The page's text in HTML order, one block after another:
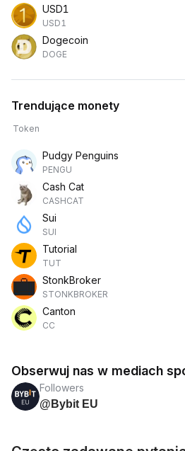
USD1
USD1
Dogecoin
DOGE
Trendujące monety
Token
Pudgy Penguins
PENGU
Cash Cat
CASHCAT
Sui
SUI
Tutorial
TUT
StonkBroker
STONKBROKER
Canton
CC
Obserwuj nas w mediach
Followers
@Bybit EU